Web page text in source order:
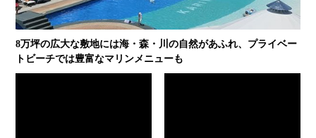
8万坪の広大な敷地には海・森・川の自然があふれ、プライベー
トビーチでは豊富なマリンメニューも